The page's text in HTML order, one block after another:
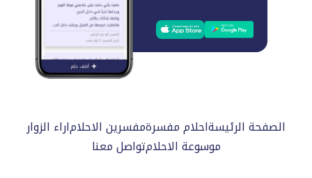
الصفحة الرئيسةاحلام مفسرةمفسرين الاحلاماراء الزوار
موسوعة الاحلامتواصل معنا